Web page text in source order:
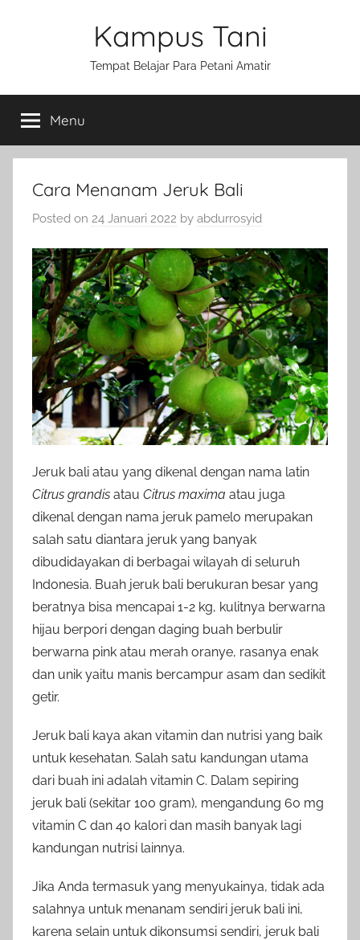
Kampus Tani
Tempat Belajar Para Petani Amatir
Menu
Cara Menanam Jeruk Bali
Posted on 24 Januari 2022 by abdurrosyid
Jeruk bali atau yang dikenal dengan nama latin
Citrus grandis atau Citrus maxima atau juga
dikenal dengan nama jeruk pamelo merupakan
salah satu diantara jeruk yang banyak
dibudidayakan di berbagai wilayah di seluruh
Indonesia. Buah jeruk bali berukuran besar yang
beratnya bisa mencapai 1-2 kg, kulitnya berwarna
hijau berpori dengan daging buah berbulir
berwarna pink atau merah oranye, rasanya enak
dan unik yaitu manis bercampur asam dan sedikit
getir.
Jeruk bali kaya akan vitamin dan nutrisi yang baik
untuk kesehatan. Salah satu kandungan utama
dari buah ini adalah vitamin C. Dalam sepiring
jeruk bali (sekitar 100 gram), mengandung 60 mg
vitamin C dan 40 kalori dan masih banyak lagi
kandungan nutrisi lainnya.
Jika Anda termasuk yang menyukainya, tidak ada
salahnya untuk menanam sendiri jeruk bali ini,
karena selain untuk dikonsumsi sendiri, jeruk bali